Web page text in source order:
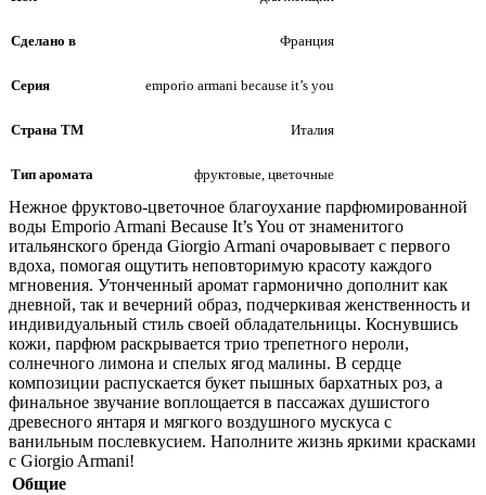
Сделано в Франция
Серия emporio armani because it’s you
Страна ТМ Италия
Тип аромата фруктовые, цветочные
Нежное фруктово-цветочное благоухание парфюмированной
воды Emporio Armani Because It’s You от знаменитого
итальянского бренда Giorgio Armani очаровывает с первого
вдоха, помогая ощутить неповторимую красоту каждого
мгновения. Утонченный аромат гармонично дополнит как
дневной, так и вечерний образ, подчеркивая женственность и
индивидуальный стиль своей обладательницы. Коснувшись
кожи, парфюм раскрывается трио трепетного нероли,
солнечного лимона и спелых ягод малины. В сердце
композиции распускается букет пышных бархатных роз, а
финальное звучание воплощается в пассажах душистого
древесного янтаря и мягкого воздушного мускуса с
ванильным послевкусием. Наполните жизнь яркими красками
с Giorgio Armani!
Общие